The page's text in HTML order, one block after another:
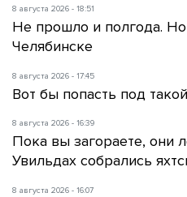
8 августа 2026 - 18:51
Не прошло и полгода.
Челябинске
8 августа 2026 - 17:45
Вот бы попасть под
8 августа 2026 - 16:39
Пока вы загораете, они
Увильдах собрались
8 августа 2026 - 16:07